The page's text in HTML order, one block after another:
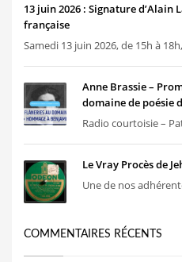
13 juin 2026 : Signature
française
Samedi 13 juin 2026, de 15h à
Anne Brassie –
domaine de poésie
Radio courtoisie –
Le Vray Procès de
Une de nos
COMMENTAIRES RÉCENTS